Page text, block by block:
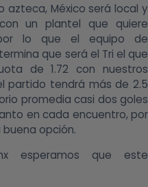
azteca, México será local y
un plantel que quiere
lo que el equipo de
que será el Tri el que
de 1.72 con nuestros
partido tendrá más de 2.5
promedia casi dos goles
en cada encuentro, por
opción.
esperamos que este